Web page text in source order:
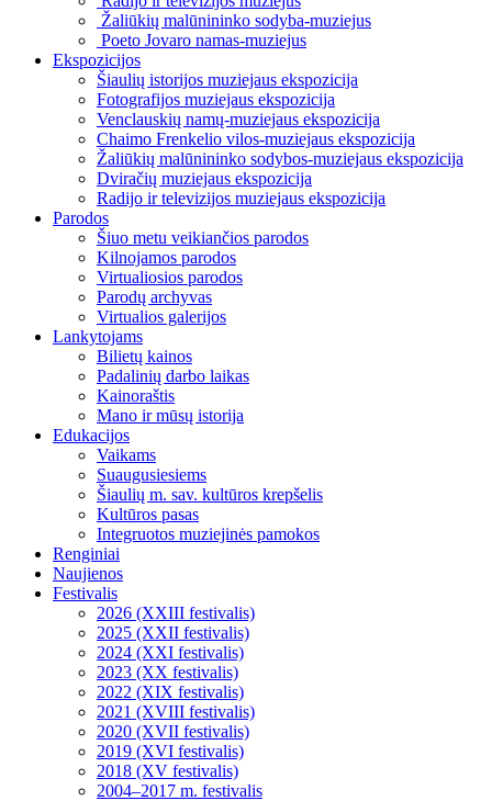
Žaliūkių malūnininko sodyba-muziejus
Poeto Jovaro namas-muziejus
Ekspozicijos
Šiaulių istorijos muziejaus ekspozicija
Fotografijos muziejaus ekspozicija
Venclauskių namų-muziejaus ekspozicija
Chaimo Frenkelio vilos-muziejaus ekspozicija
Žaliūkių malūnininko sodybos-muziejaus ekspozicija
Dviračių muziejaus ekspozicija
Radijo ir televizijos muziejaus ekspozicija
Parodos
Šiuo metu veikiančios parodos
Kilnojamos parodos
Virtualiosios parodos
Parodų archyvas
Virtualios galerijos
Lankytojams
Bilietų kainos
Padalinių darbo laikas
Kainoraštis
Mano ir mūsų istorija
Edukacijos
Vaikams
Suaugusiesiems
Šiaulių m. sav. kultūros krepšelis
Kultūros pasas
Integruotos muziejinės pamokos
Renginiai
Naujienos
Festivalis
2026 (XXIII festivalis)
2025 (XXII festivalis)
2024 (XXI festivalis)
2023 (XX festivalis)
2022 (XIX festivalis)
2021 (XVIII festivalis)
2020 (XVII festivalis)
2019 (XVI festivalis)
2018 (XV festivalis)
2004–2017 m. festivalis